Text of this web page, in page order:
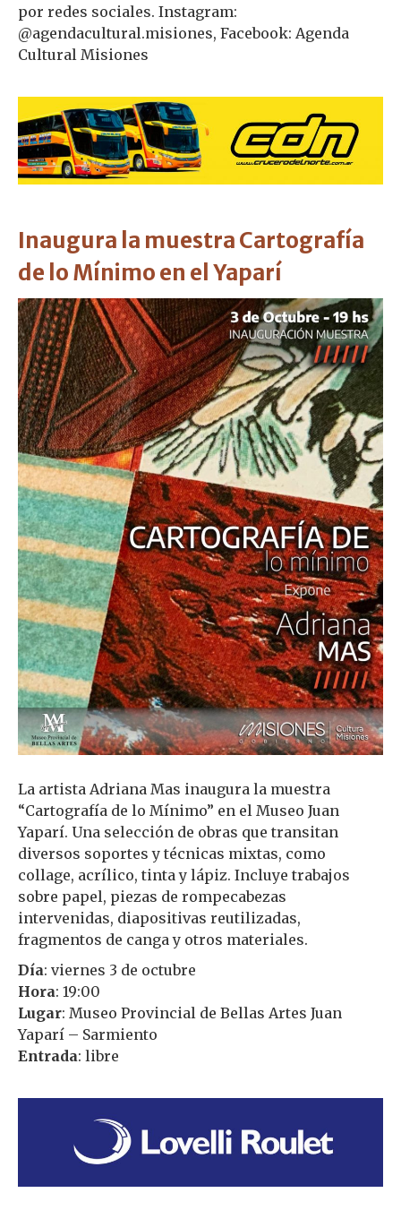
por redes sociales. Instagram:
@agendacultural.misiones, Facebook: Agenda
Cultural Misiones
Inaugura la muestra Cartografía
de lo Mínimo en el Yaparí
La artista Adriana Mas inaugura la muestra
“Cartografía de lo Mínimo” en el Museo Juan
Yaparí. Una selección de obras que transitan
diversos soportes y técnicas mixtas, como
collage, acrílico, tinta y lápiz. Incluye trabajos
sobre papel, piezas de rompecabezas
intervenidas, diapositivas reutilizadas,
fragmentos de canga y otros materiales.
Día: viernes 3 de octubre
Hora: 19:00
Lugar: Museo Provincial de Bellas Artes Juan
Yaparí – Sarmiento
Entrada: libre